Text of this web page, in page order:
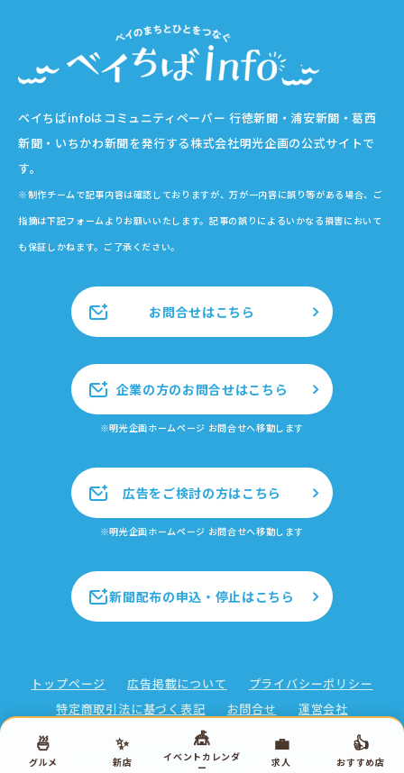
ベイちばinfoはコミュニティペーパー 行徳新聞・浦安新聞・葛西
新聞・いちかわ新聞を発行する株式会社明光企画の公式サイトで
す。
※制作チームで記事内容は確認しておりますが、万が一内容に誤り等がある場合、ご
指摘は下記フォームよりお願いいたします。記事の誤りによるいかなる損害において
も保証しかねます。ご了承ください。
お問合せはこちら
企業の方のお問合せはこちら
※明光企画ホームページ お問合せへ移動します
広告をご検討の方はこちら
※明光企画ホームページ お問合せへ移動します
新聞配布の申込・停止はこちら
🍜
グルメ
✨
新店
🎪
イベントカレンダ
ー
💼
求人
👍
おすすめ店
トップページ 広告掲載について
プライバシーポリシー
特定商取引法に基づく表記
お問合せ 運営会社
Copyright ©2026 株式会社明光企画 All rights reserved.